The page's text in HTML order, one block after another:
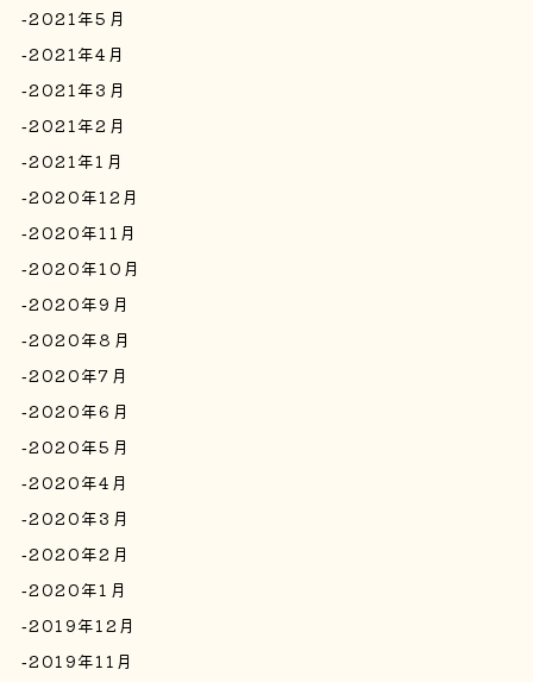
2021年5月
2021年4月
2021年3月
2021年2月
2021年1月
2020年12月
2020年11月
2020年10月
2020年9月
2020年8月
2020年7月
2020年6月
2020年5月
2020年4月
2020年3月
2020年2月
2020年1月
2019年12月
2019年11月